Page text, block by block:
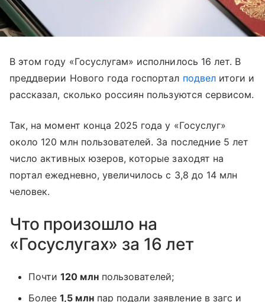
В этом году «Госуслугам» исполнилось 16 лет. В
преддверии Нового года госпортал подвелитоги и
рассказал, сколько россиян пользуются сервисом.
Так, на момент конца 2025 года у «Госуслуг»
около 120 млн пользователей. За последние 5 лет
число активных юзеров, которые заходят на
портал ежедневно, увеличилось с 3,8 до 14 млн
человек.
Что произошло на
«Госуслугах» за 16 лет
Почти120 млнпользователей;
Более1,5 млнпар подали заявление в загс и